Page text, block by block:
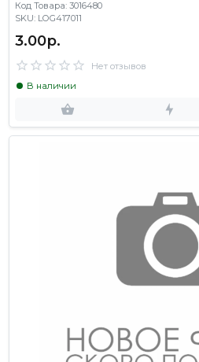
Код Товара: 3016480
SKU: LOG417011
3.00р.
Нет отзывов
В наличии